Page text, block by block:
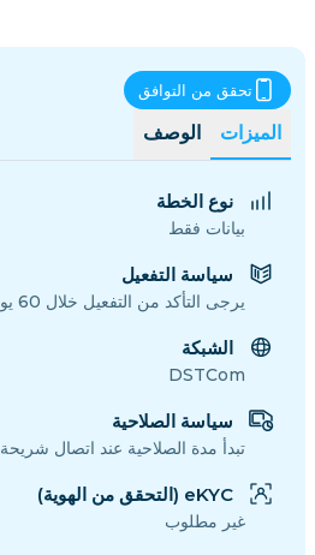
الميزات الوصف
تحقق من التوافق
نوع الخطة
بيانات فقط
سياسة التفعيل
يرجى التأكد من التفعيل خلال 60 يومًا من الشراء.
الشبكة
DSTCom
سياسة الصلاحية
تبدأ مدة الصلاحية عند اتصال شريحة eSIM بأي شبكة مدعومة.
eKYC (التحقق من الهوية)
غير مطلوب